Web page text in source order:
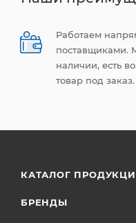
Работаем
поставщиками.
наличии, есть
товар под заказ.
КАТАЛОГ
БРЕНДЫ